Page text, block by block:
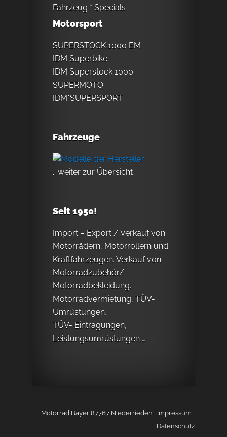
Fahrzeug * Specials
Motorsport
SUPERSTOCK 1000 EM
IDM Superbike
IDM Superstock 1000
SUPERMOTO
IDM*SUPERSPORT
Fahrzeuge
.. weiter zur Übersicht
Seit 1950!
Import – Export / Verkauf von
Motorrädern, Motorrollern und
Kraftfahrzeugen. Verkauf von
Motorradzubehör/
Motorradbekleidung.
Motorradvermietung, TÜV-
Umrüstungen,
TÜV- Eintragungen,
Leistungsumrüstungen …
Motorrad Bayer 87767 Niederrieden Impressum
Datenschutz